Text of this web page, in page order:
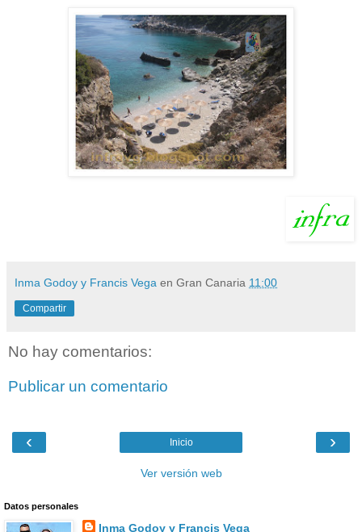
Inma Godoy y Francis Vega en Gran Canaria 11:00
Compartir
No hay comentarios:
Publicar un comentario
‹ ›
Inicio
Ver versión web
Datos personales
Inma Godoy y Francis Vega